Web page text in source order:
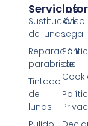
Servicios
Sustitución
de lunas
Reparación
parabrisas
Tintado
de
lunas
Aviso
Legal
de